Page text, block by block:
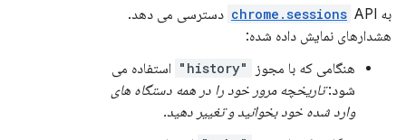
به chrome.sessions API دسترسی می دهد.
هشدارهای نمایش داده شده:
هنگامی که با مجوز
"history"
استفاده می
شود:تاریخچه مرور خود را در همه دستگاه های
وارد شده خود بخوانید و تغییر دهید.